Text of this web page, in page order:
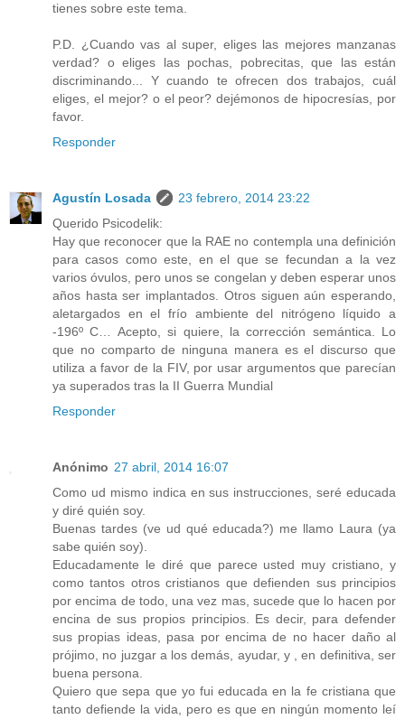
tienes sobre este tema.
P.D. ¿Cuando vas al super, eliges las mejores manzanas
verdad? o eliges las pochas, pobrecitas, que las están
discriminando... Y cuando te ofrecen dos trabajos, cuál
eliges, el mejor? o el peor? dejémonos de hipocresías, por
favor.
Responder
Agustín Losada
23 febrero, 2014 23:22
Querido Psicodelik:
Hay que reconocer que la RAE no contempla una definición
para casos como este, en el que se fecundan a la vez
varios óvulos, pero unos se congelan y deben esperar unos
años hasta ser implantados. Otros siguen aún esperando,
aletargados en el frío ambiente del nitrógeno líquido a
-196º C… Acepto, si quiere, la corrección semántica. Lo
que no comparto de ninguna manera es el discurso que
utiliza a favor de la FIV, por usar argumentos que parecían
ya superados tras la II Guerra Mundial
Responder
Anónimo 27 abril, 2014 16:07
Como ud mismo indica en sus instrucciones, seré educada
y diré quién soy.
Buenas tardes (ve ud qué educada?) me llamo Laura (ya
sabe quién soy).
Educadamente le diré que parece usted muy cristiano, y
como tantos otros cristianos que defienden sus principios
por encima de todo, una vez mas, sucede que lo hacen por
encina de sus propios principios. Es decir, para defender
sus propias ideas, pasa por encima de no hacer daño al
prójimo, no juzgar a los demás, ayudar, y , en definitiva, ser
buena persona.
Quiero que sepa que yo fui educada en la fe cristiana que
tanto defiende la vida, pero es que en ningún momento leí